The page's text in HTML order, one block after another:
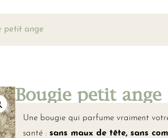
petit ange
Bougie petit ange
Une bougie qui parfume vraiment
santé : sans maux de tête, sans